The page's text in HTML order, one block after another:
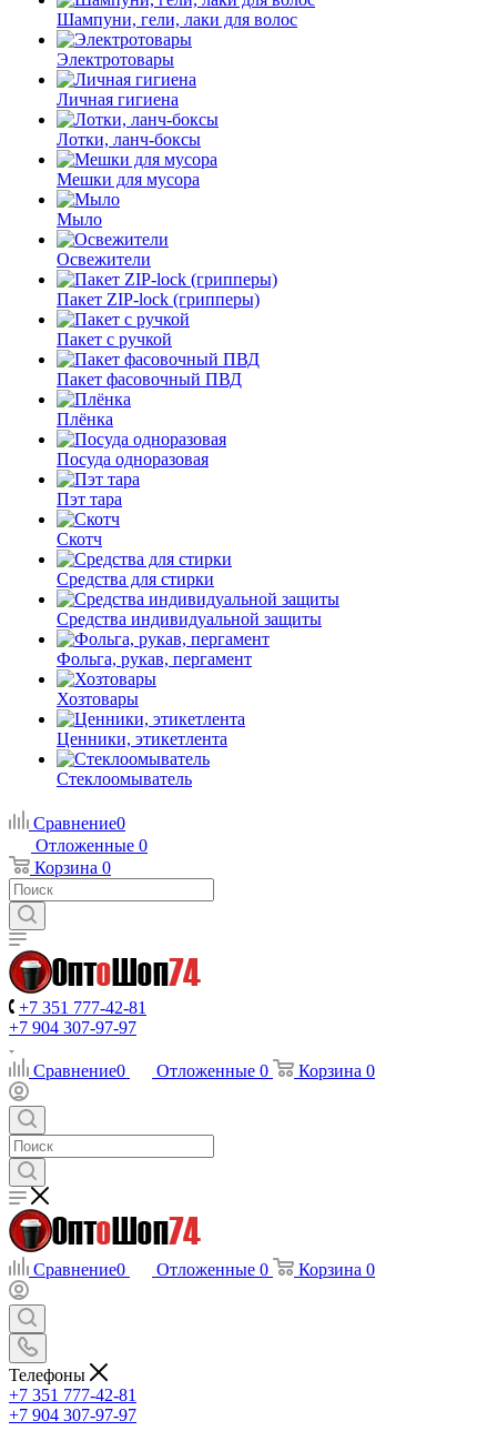
Шампуни, гели, лаки для волос
Электротовары
Личная гигиена
Лотки, ланч-боксы
Мешки для мусора
Мыло
Освежители
Пакет ZIP-lock (грипперы)
Пакет с ручкой
Пакет фасовочный ПВД
Плёнка
Посуда одноразовая
Пэт тара
Скотч
Средства для стирки
Средства индивидуальной защиты
Фольга, рукав, пергамент
Хозтовары
Ценники, этикетлента
Стеклоомыватель
Сравнение0
Отложенные 0
Корзина 0
+7 351 777-42-81
+7 904 307-97-97
Сравнение0 Отложенные 0 Корзина 0
Сравнение0 Отложенные 0 Корзина 0
Телефоны
+7 351 777-42-81
+7 904 307-97-97